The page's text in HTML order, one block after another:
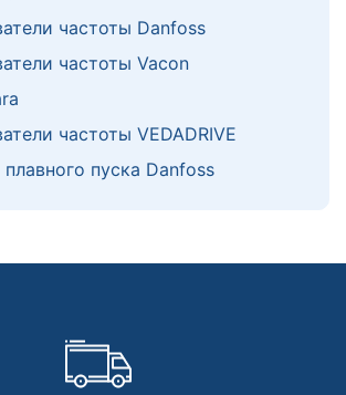
частоты Danfoss
частоты Vacon
частоты VEDADRIVE
пуска Danfoss